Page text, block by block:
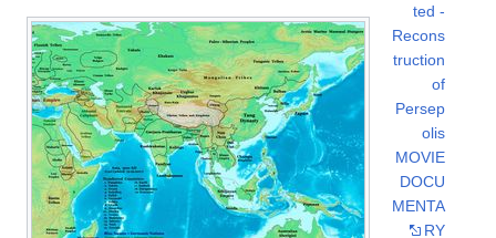
ted -
Recons
truction
of
Persep
olis
MOVIE
DOCU
MENTA
RY